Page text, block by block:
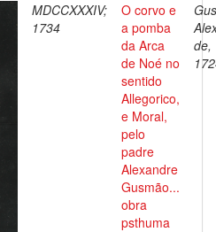
MDCCXXXIV;
1734
O corvo e
a pomba
da Arca
de Noé no
sentido
Allegorico,
e Moral,
pelo
padre
Alexandre
Gusmão...
obra
psthuma
de,